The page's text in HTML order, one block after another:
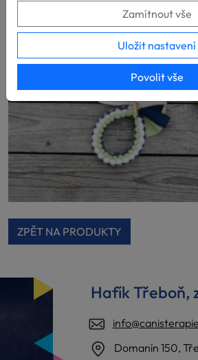
ZPĚT NA PRODUKTY
Hafík Třeboň,
Domanín 150,
Zamítnout vše
Uložit nastavení
Povolit vše